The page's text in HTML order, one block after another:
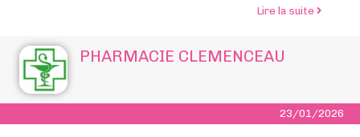
Lire la suite de
PHARMACIE CLEMENCEAU
23/01/2026